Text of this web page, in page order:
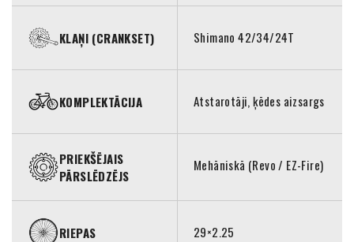
KLAŅI (CRANKSET) Shimano 42/34/24T
KOMPLEKTĀCIJA Atstarotāji, ķēdes aizsargs
PRIEKŠĒJAIS
PĀRSLĒDZĒJS
Mehāniskā (Revo / EZ-Fire)
RIEPAS 29×2.25